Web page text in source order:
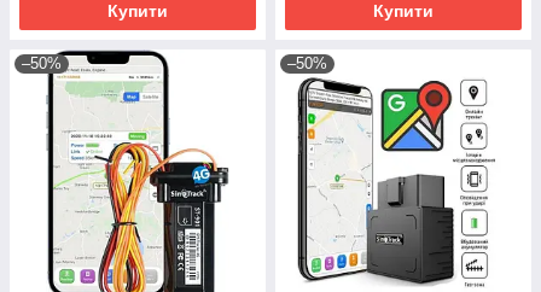
Купити Купити
–50% –50%